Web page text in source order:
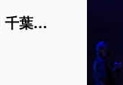
【鎌ケ谷巧業 Presents AIR TRICK SHOW】千葉ジェッツブースターの皆さまへ